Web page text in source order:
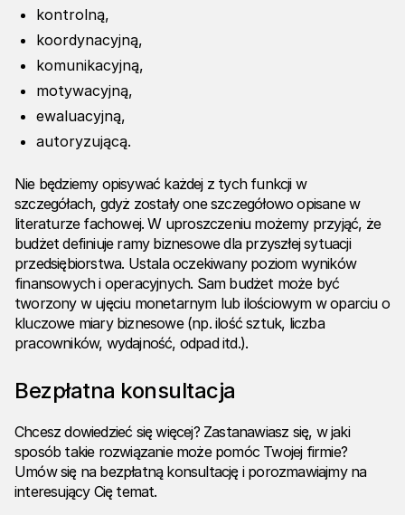
kontrolną,
koordynacyjną,
komunikacyjną,
motywacyjną,
ewaluacyjną,
autoryzującą.
Nie będziemy opisywać każdej z tych funkcji w
szczegółach, gdyż zostały one szczegółowo opisane w
literaturze fachowej. W uproszczeniu możemy przyjąć, że
budżet definiuje ramy biznesowe dla przyszłej sytuacji
przedsiębiorstwa. Ustala oczekiwany poziom wyników
finansowych i operacyjnych. Sam budżet może być
tworzony w ujęciu monetarnym lub ilościowym w oparciu o
kluczowe miary biznesowe (np. ilość sztuk, liczba
pracowników, wydajność, odpad itd.).
Bezpłatna konsultacja
Chcesz dowiedzieć się więcej? Zastanawiasz się, w jaki
sposób takie rozwiązanie może pomóc Twojej firmie?
Umów się na bezpłatną konsultację i porozmawiajmy na
interesujący Cię temat.